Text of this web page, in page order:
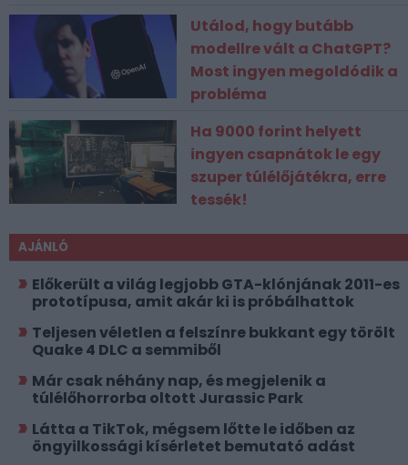
Utálod, hogy butább
modellre vált a ChatGPT?
Most ingyen megoldódik a
probléma
Ha 9000 forint helyett
ingyen csapnátok le egy
szuper túlélőjátékra, erre
tessék!
AJÁNLÓ
Előkerült a világ legjobb GTA-klónjának 2011-es
prototípusa, amit akár ki is próbálhattok
Teljesen véletlen a felszínre bukkant egy törölt
Quake 4 DLC a semmiből
Már csak néhány nap, és megjelenik a
túlélőhorrorba oltott Jurassic Park
Látta a TikTok, mégsem lőtte le időben az
öngyilkossági kísérletet bemutató adást